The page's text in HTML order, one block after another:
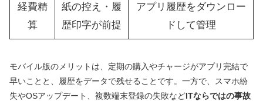
経費精
算
紙の控え・履
歴印字が前提
アプリ履歴をダウンロー
ドして管理
モバイル版のメリットは、定期の購入やチャージがアプリ完結で
早いことと、履歴をデータで残せることです。一方で、スマホ紛
失やOSアップデート、複数端末登録の失敗などITならではの事故